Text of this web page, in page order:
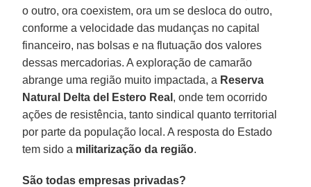
o outro, ora coexistem, ora um se desloca do outro,
conforme a velocidade das mudanças no capital
financeiro, nas bolsas e na flutuação dos valores
dessas mercadorias. A exploração de camarão
abrange uma região muito impactada, a Reserva
Natural Delta del Estero Real , onde tem ocorrido
ações de resistência, tanto sindical quanto territorial
por parte da população local. A resposta do Estado
tem sido a militarização da região.
São todas empresas privadas?